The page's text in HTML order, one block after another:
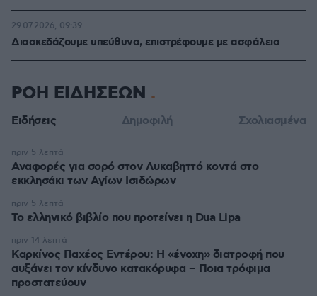
Διασκεδάζουμε υπεύθυνα, επιστρέφουμε με ασφάλεια
29.07.2026, 09:39
ΡΟΗ ΕΙΔΗΣΕΩΝ
Ειδήσεις Δημοφιλή Σχολιασμένα
Αναφορές για σορό στον Λυκαβηττό κοντά στο
εκκλησάκι των Αγίων Ισιδώρων
πριν 5 λεπτά
Το ελληνικό βιβλίο που προτείνει η Dua Lipa
πριν 5 λεπτά
Καρκίνος Παχέος Εντέρου: Η «ένοχη» διατροφή που
αυξάνει τον κίνδυνο κατακόρυφα – Ποια τρόφιμα
προστατεύουν
πριν 14 λεπτά